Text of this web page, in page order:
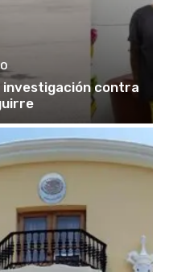
investigación contra